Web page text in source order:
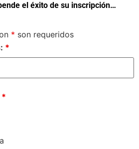
el éxito de su inscripción…
* son requeridos
*
*